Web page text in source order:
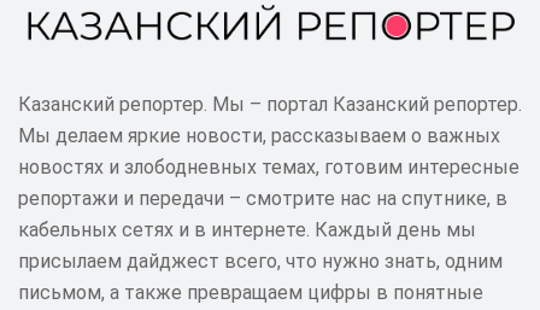
Казанский репортер. Мы – портал Казанский репортер.
Мы делаем яркие новости, рассказываем о важных
новостях и злободневных темах, готовим интересные
репортажи и передачи – смотрите нас на спутнике, в
кабельных сетях и в интернете. Каждый день мы
присылаем дайджест всего, что нужно знать, одним
письмом, а также превращаем цифры в понятные